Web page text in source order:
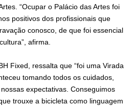
“Ocupar o Palácio das Artes foi
positivos dos profissionais que
conosco, de que foi essencial
afirma.
Fixed, ressalta que “foi uma Virada
tomando todos os cuidados,
expectativas. Conseguimos
trouxe a bicicleta como linguagem